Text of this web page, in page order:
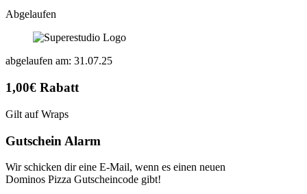
Abgelaufen
abgelaufen am: 31.07.25
1,00€ Rabatt
Gilt auf Wraps
Gutschein Alarm
Wir schicken dir eine E-Mail, wenn es einen neuen
Dominos Pizza Gutscheincode gibt!